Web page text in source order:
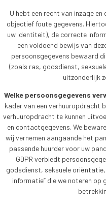
U hebt een recht van inzage
objectief foute gegevens.
uw identiteit), de correcte
een voldoend bewijs van
persoonsgegevens bewaard
(zoals ras, godsdienst,
uitzonderlijk
Welke persoonsgegevens
kader van een verhuuropdracht
verhuuropdracht te kunnen
en contactgegevens. We
wij vernemen aangaande het
passende huurder voor uw
GDPR verbiedt
godsdienst, seksuele
informatie” die we noteren op